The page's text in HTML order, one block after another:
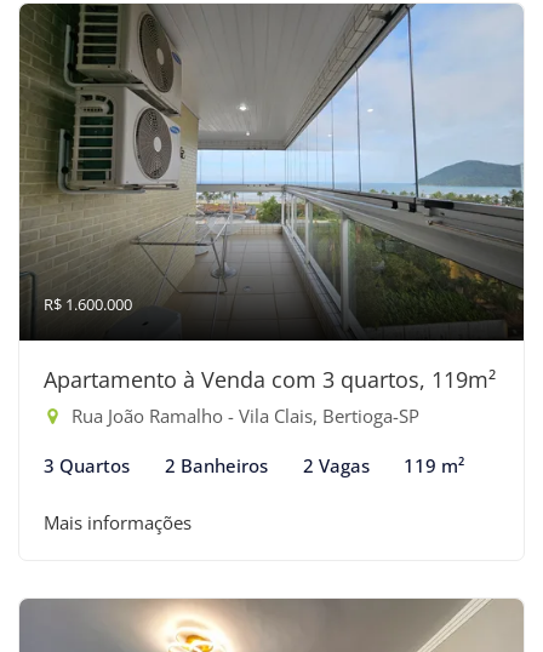
R$ 1.600.000
Apartamento à Venda com 3 quartos, 119m²
Rua João Ramalho - Vila Clais, Bertioga-SP
3 Quartos 2 Banheiros 2 Vagas 119 m²
Mais informações